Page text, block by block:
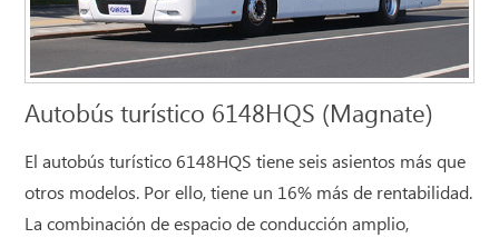
Autobús turístico 6148HQS (Magnate)
El autobús turístico 6148HQS tiene seis asientos más que
otros modelos. Por ello, tiene un 16% más de rentabilidad.
La combinación de espacio de conducción amplio,